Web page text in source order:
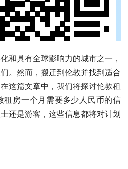
和具有全球影响力的城市之一，
。然而，搬迁到伦敦并找到适合
这篇文章中，我们将探讨伦敦租
租房一个月需要多少人民币的信
还是游客，这些信息都将对计划